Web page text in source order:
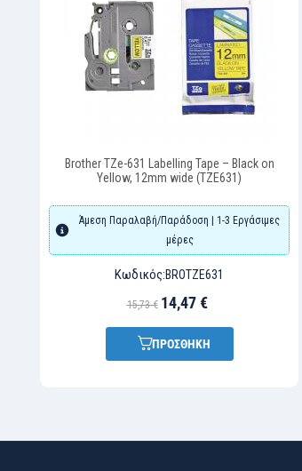
Brother TZe-631 Labelling Tape – Black on
Yellow, 12mm wide (TZE631)
Άμεση Παραλαβή/Παράδοση | 1-3 Εργάσιμες
μέρες
Κωδικός:BROTZE631
15,73 € 14,47 €
ΠΡΟΣΘΗΚΗ